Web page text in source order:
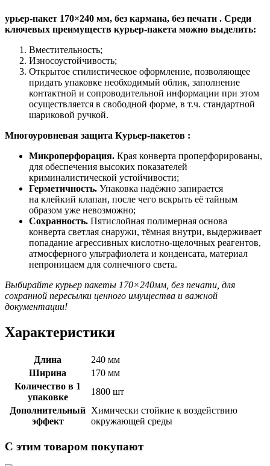
урьер-пакет 170×240 мм, без кармана, без печати . Среди
ключевых преимуществ курьер-пакета можно выделить:
Вместительность;
Износоустойчивость;
Открытое стилистическое оформление, позволяющее
придать упаковке необходимый облик, заполнение
контактной и сопроводительной информации при этом
осуществляется в свободной форме, в т.ч. стандартной
шариковой ручкой.
Многоуровневая защита Курьер-пакетов :
Микроперфорация. Края конверта проперфорированы,
для обеспечения высоких показателей
криминалистической устойчивости;
Герметичность. Упаковка надёжно запирается
на клейкий клапан, после чего вскрыть её тайным
образом уже невозможно;
Сохранность. Пятислойная полимерная основа
конверта светлая снаружи, тёмная внутри, выдерживает
попадание агрессивных кислотно-щелочных реагентов,
атмосферного ультрафиолета и конденсата, материал
непроницаем для солнечного света.
Выбирайте курьер пакеты 170×240мм, без печати, для
сохранной пересылки ценного имущества и важной
документации!
Характеристики
Длина
240 мм
Ширина
170 мм
Количество в 1
упаковке
1800 шт
Дополнительный
эффект
Химически стойкие к воздействию
окружающей среды
С этим товаром покупают